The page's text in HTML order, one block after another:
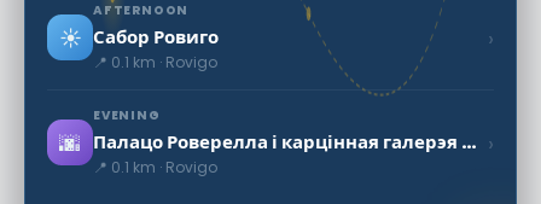
☀️
AFTERNOON
Сабор Ровиго
📍 0.1 km · Rovigo
›
🌆
EVENING
Палацо Роверелла і карцінная галерэя Акадэміі Канкордзі
📍 0.1 km · Rovigo
›